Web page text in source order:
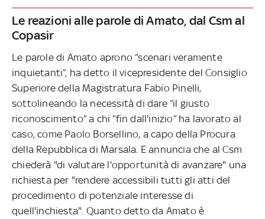
Le reazioni alle parole di Amato, dal Csm al
Copasir
Le parole di Amato aprono “scenari veramente
inquietanti”, ha detto il vicepresidente del Consiglio
Superiore della Magistratura Fabio Pinelli,
sottolineando la necessità di dare “il giusto
riconoscimento” a chi “fin dall'inizio” ha lavorato al
caso, come Paolo Borsellino, a capo della Procura
della Repubblica di Marsala. E annuncia che al Csm
chiederà "di valutare l'opportunità di avanzare" una
richiesta per "rendere accessibili tutti gli atti del
procedimento di potenziale interesse di
quell'inchiesta". Quanto detto da Amato è